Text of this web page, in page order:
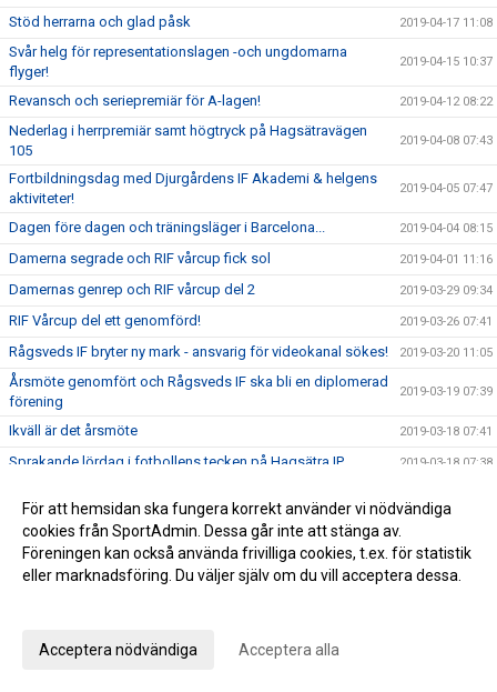
Stöd herrarna och glad påsk 2019-04-17 11:08
Svår helg för representationslagen -och ungdomarna
flyger!
2019-04-15 10:37
Revansch och seriepremiär för A-lagen! 2019-04-12 08:22
Nederlag i herrpremiär samt högtryck på Hagsätravägen
105
2019-04-08 07:43
Fortbildningsdag med Djurgårdens IF Akademi & helgens
aktiviteter!
2019-04-05 07:47
Dagen före dagen och träningsläger i Barcelona... 2019-04-04 08:15
Damerna segrade och RIF vårcup fick sol 2019-04-01 11:16
Damernas genrep och RIF vårcup del 2 2019-03-29 09:34
RIF Vårcup del ett genomförd! 2019-03-26 07:41
Rågsveds IF bryter ny mark - ansvarig för videokanal sökes! 2019-03-20 11:05
Årsmöte genomfört och Rågsveds IF ska bli en diplomerad
förening
2019-03-19 07:39
Ikväll är det årsmöte 2019-03-18 07:41
Sprakande lördag i fotbollens tecken på Hagsätra IP 2019-03-18 07:38
STORA NYHETER: Rågsveds IF klara för divison 1 i futsal!
Rågsveds IF futsal kvalar till division 1 i helgen! 2019-03-08 11:39
Årets första ledar- och tränarmöte genomfört
Träningsmatchdag 1 för ungdomar
För att hemsidan ska fungera korrekt använder vi nödvändiga
cookies från SportAdmin. Dessa går inte att stänga av.
Föreningen kan också använda frivilliga cookies, t.ex. för statistik
eller marknadsföring. Du väljer själv om du vill acceptera dessa.
Acceptera nödvändiga Acceptera alla